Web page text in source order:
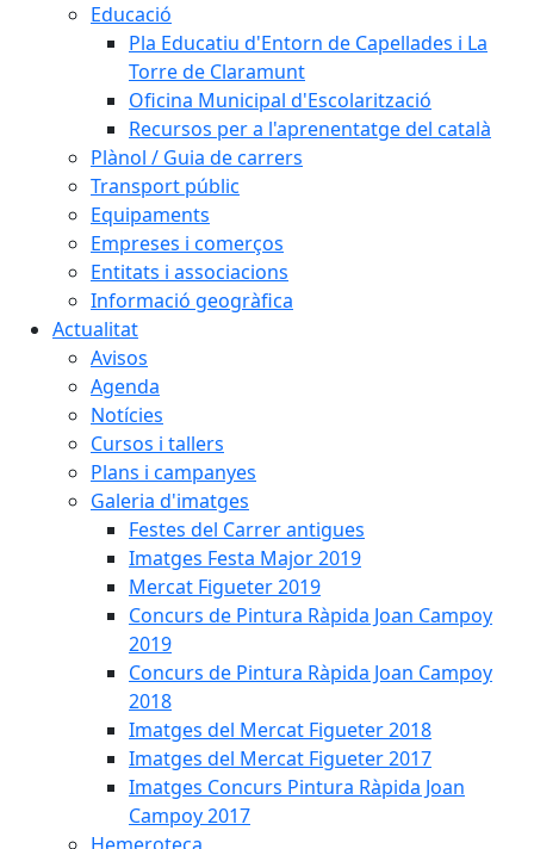
Educació
Pla Educatiu d'Entorn de Capellades i La
Torre de Claramunt
Oficina Municipal d'Escolarització
Recursos per a l'aprenentatge del català
Plànol / Guia de carrers
Transport públic
Equipaments
Empreses i comerços
Entitats i associacions
Informació geogràfica
Actualitat
Avisos
Agenda
Notícies
Cursos i tallers
Plans i campanyes
Galeria d'imatges
Festes del Carrer antigues
Imatges Festa Major 2019
Mercat Figueter 2019
Concurs de Pintura Ràpida Joan Campoy
2019
Concurs de Pintura Ràpida Joan Campoy
2018
Imatges del Mercat Figueter 2018
Imatges del Mercat Figueter 2017
Imatges Concurs Pintura Ràpida Joan
Campoy 2017